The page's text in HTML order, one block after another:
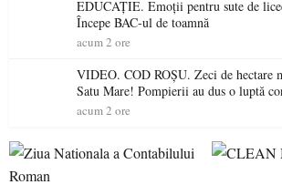
EDUCAȚIE. Emoții pentru sute de
Începe BAC-ul de toamnă
acum 2 ore
VIDEO. COD ROȘU. Zeci de hectare mistuite de flăcări în
Satu Mare! Pompierii au dus o luptă
pentru a salva o pădure de la dezastru
acum 2 ore